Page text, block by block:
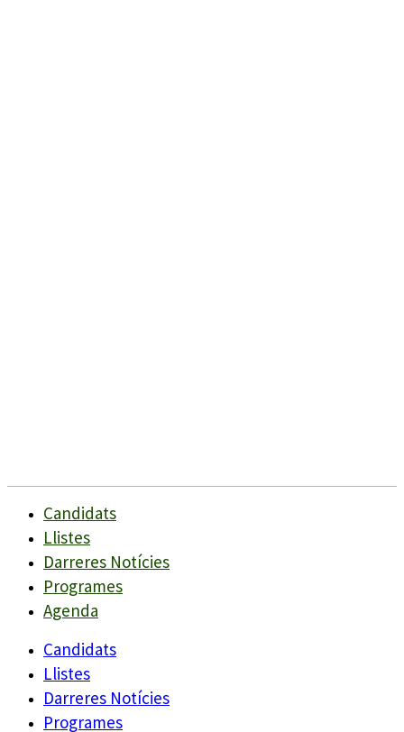
Candidats
Llistes
Darreres Notícies
Programes
Agenda
Candidats
Llistes
Darreres Notícies
Programes